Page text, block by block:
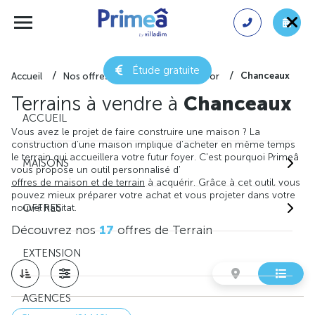
Étude gratuite
ACCUEIL
MAISONS
OFFRES
EXTENSION
AGENCES
Accueil Nos offres de terrain Côte-d'or Chanceaux
Terrains à vendre à Chanceaux
Vous avez le projet de faire construire une maison ? La
construction d'une maison implique d'acheter en même temps
le terrain qui accueillera votre futur foyer. C'est pourquoi Primeâ
vous propose un outil personnalisé d'
offres de maison et de terrain à acquérir. Grâce à cet outil, vous
pouvez mieux préparer votre achat et vous projeter dans votre
nouvel habitat.
Découvrez nos17offres de Terrain